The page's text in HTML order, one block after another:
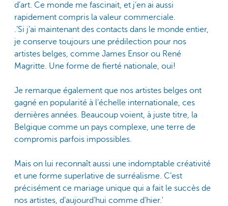
d’art. Ce monde me fascinait, et j’en ai aussi
rapidement compris la valeur commerciale.
.’Si j’ai maintenant des contacts dans le monde entier,
je conserve toujours une prédilection pour nos
artistes belges, comme James Ensor ou René
Magritte. Une forme de fierté nationale, oui!
Je remarque également que nos artistes belges ont
gagné en popularité à l’échelle internationale, ces
dernières années. Beaucoup voient, à juste titre, la
Belgique comme un pays complexe, une terre de
compromis parfois impossibles.
Mais on lui reconnaît aussi une indomptable créativité
et une forme superlative de surréalisme. C’est
précisément ce mariage unique qui a fait le succès de
nos artistes, d’aujourd’hui comme d'hier.'